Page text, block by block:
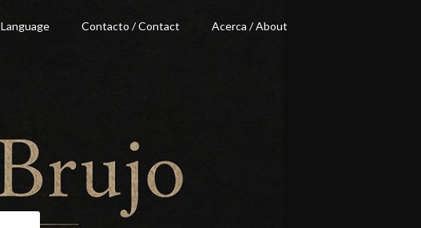
Language Contacto / Contact Acerca / About